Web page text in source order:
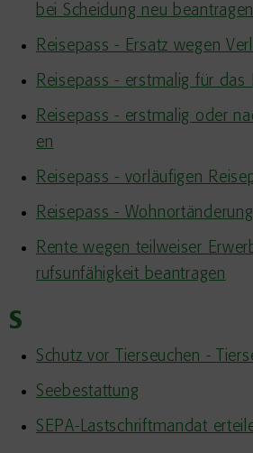
bei Scheidung neu beantragen
Reisepass - Ersatz wegen
Reisepass - erstmalig für das
Reisepass - erstmalig oder
en
Reisepass - vorläufigen
Reisepass -
Rente wegen teilweiser
rufsunfähigkeit beantragen
S
Schutz vor Tierseuchen -
Seebestattung
SEPA-Lastschriftmandat